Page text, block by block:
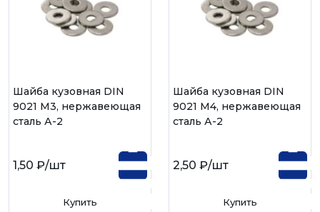
Шайба кузовная DIN
9021 М3, нержавеющая
сталь А-2
1,50 ₽/шт
Купить
Шайба кузовная DIN
9021 М4, нержавеющая
сталь А-2
2,50 ₽/шт
Купить